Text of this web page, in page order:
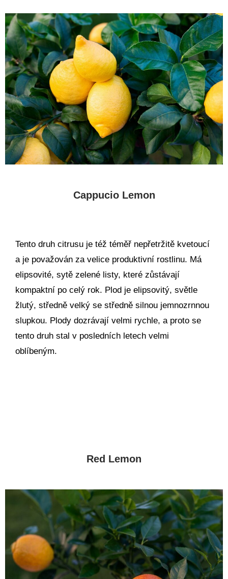
Cappucio Lemon
Tento druh citrusu je též téměř nepřetržitě kvetoucí
a je považován za velice produktivní rostlinu. Má
elipsovité, sytě zelené listy, které zůstávají
kompaktní po celý rok. Plod je elipsovitý, světle
žlutý, středně velký se středně silnou jemnozrnnou
slupkou. Plody dozrávají velmi rychle, a proto se
tento druh stal v posledních letech velmi
oblíbeným.
Red Lemon